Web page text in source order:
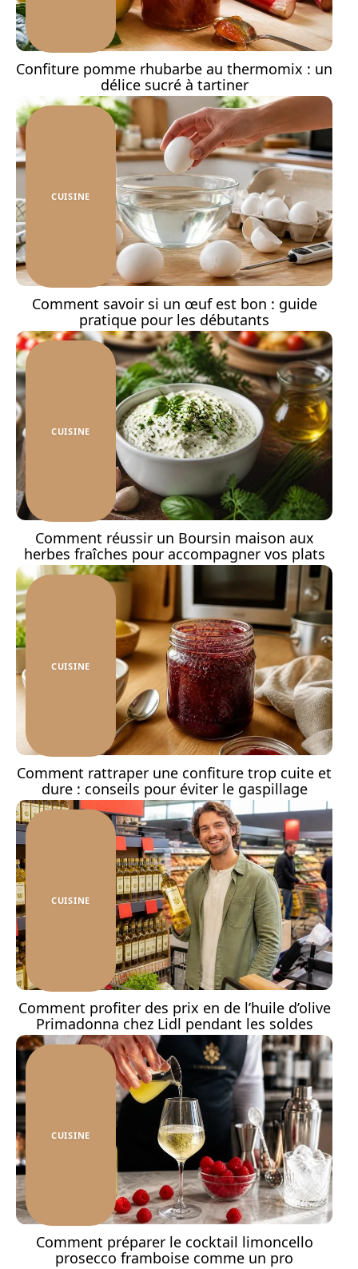
Confiture pomme rhubarbe au thermomix : un
délice sucré à tartiner
CUISINE
Comment savoir si un œuf est bon : guide
pratique pour les débutants
CUISINE
Comment réussir un Boursin maison aux
herbes fraîches pour accompagner vos plats
CUISINE
Comment rattraper une confiture trop cuite et
dure : conseils pour éviter le gaspillage
CUISINE
Comment profiter des prix en de l’huile d’olive
Primadonna chez Lidl pendant les soldes
CUISINE
Comment préparer le cocktail limoncello
prosecco framboise comme un pro